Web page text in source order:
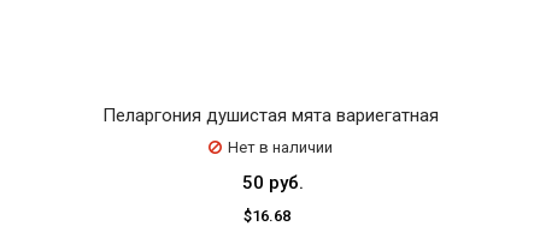
Пеларгония душистая мята вариегатная
Нет в наличии
50 руб.
$16.68